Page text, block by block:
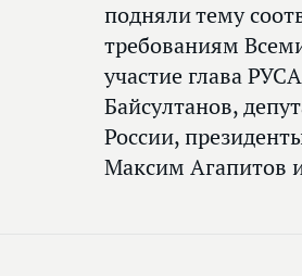
подняли тему
требованиям
участие глава
Байсултанов,
России,
Максим Агапитов